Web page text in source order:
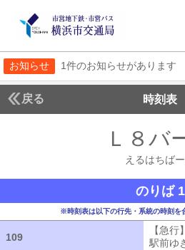
お知らせ 1件のお知らせがあります
戻る 時刻表
Ｌ８バ
えるはちば
のりば 1
※時刻表は以下の行先・系統の時刻を
109
【急
駅前ゆ